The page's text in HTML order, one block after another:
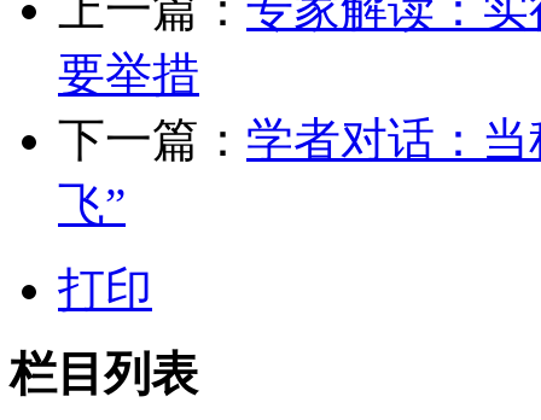
要举措
下一篇： 学者对话：
飞”
打印
栏目列表